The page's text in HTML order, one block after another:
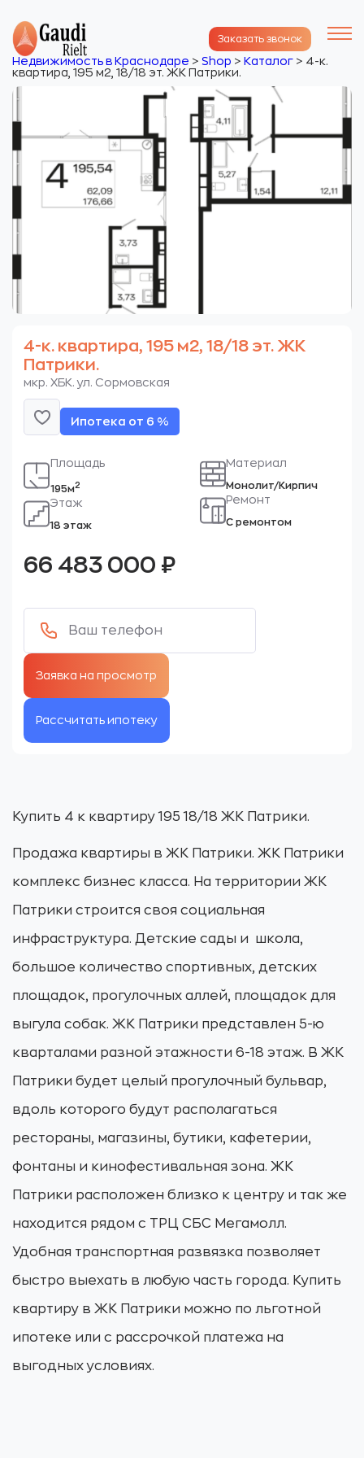
Заказать звонок
Недвижимость в Краснодаре > Shop > Каталог > 4-к.
квартира, 195 м2, 18/18 эт. ЖК Патрики.
4-к. квартира, 195 м2, 18/18 эт. ЖК
Патрики.
мкр. ХБК. ул. Сормовская
Ипотека от 6 %
Площадь
195м2
Этаж
18 этаж
Материал
Монолит/Кирпич
Ремонт
С ремонтом
66 483 000 ₽
Рассчитать ипотеку
Купить 4 к квартиру 195 18/18 ЖК Патрики.
Продажа квартиры в ЖК Патрики. ЖК Патрики
комплекс бизнес класса. На территории ЖК
Патрики строится своя социальная
инфраструктура. Детские сады и школа,
большое количество спортивных, детских
площадок, прогулочных аллей, площадок для
выгула собак. ЖК Патрики представлен 5-ю
кварталами разной этажности 6-18 этаж. В ЖК
Патрики будет целый прогулочный бульвар,
вдоль которого будут располагаться
рестораны, магазины, бутики, кафетерии,
фонтаны и кинофестивальная зона. ЖК
Патрики расположен близко к центру и так же
находится рядом с ТРЦ СБС Мегамолл.
Удобная транспортная развязка позволяет
быстро выехать в любую часть города. Купить
квартиру в ЖК Патрики можно по льготной
ипотеке или с рассрочкой платежа на
выгодных условиях.